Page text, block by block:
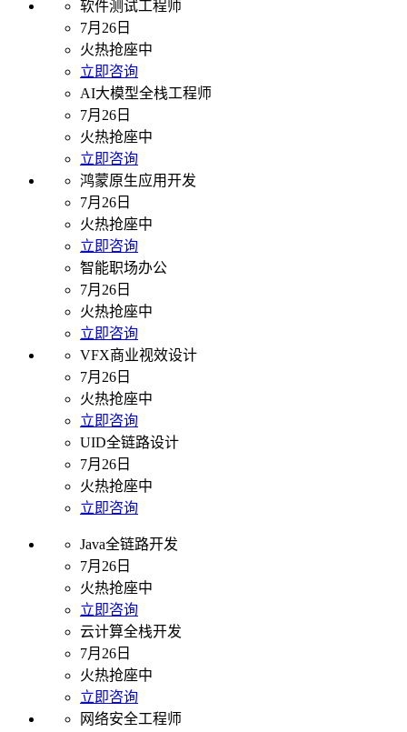
软件测试工程师
7月26日
火热抢座中
立即咨询
AI大模型全栈工程师
7月26日
火热抢座中
立即咨询
鸿蒙原生应用开发
7月26日
火热抢座中
立即咨询
智能职场办公
7月26日
火热抢座中
立即咨询
VFX商业视效设计
7月26日
火热抢座中
立即咨询
UID全链路设计
7月26日
火热抢座中
立即咨询
Java全链路开发
7月26日
火热抢座中
立即咨询
云计算全栈开发
7月26日
火热抢座中
立即咨询
网络安全工程师